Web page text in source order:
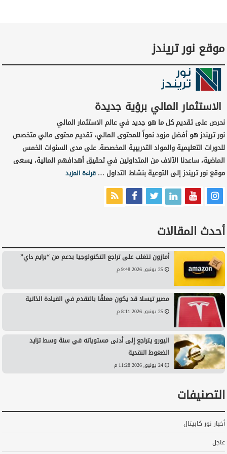
موقع نور تريندز
الاستثمار المالي برؤية جديدة
نحرص على تقديم كل ما هو جديد في عالم الاستثمار المالي
نور تريندز هو أفضل مزود نمواً للمحتوى المالي، تقديم محتوى مالي متخصص
للدورات التعليمية والمواد التدريبية المخصصة. على مدى السنوات الخمس
الماضية، ساعدنا الآلاف من المتداولين في تحقيق أهدافهم المالية، يسعى
موقع نور تريندز إلى التوعية بنشاط التداول …قراءة المزيد
أحدث المقالات
أمازون تتغلب على تراجع التكنولوجيا بدعم من “برايم داي”
25 يونيو, 2026 9:48 م
مصير تيسلا قد يكون معلقًا بالتقدم في القيادة الذاتية
25 يونيو, 2026 8:11 م
اليورو يتراجع إلى أدنى مستوياته في سنة وسط تزايد
الضغوط النقدية
24 يونيو, 2026 11:28 م
التصنيفات
أخبار نور كابيتال
عاجل